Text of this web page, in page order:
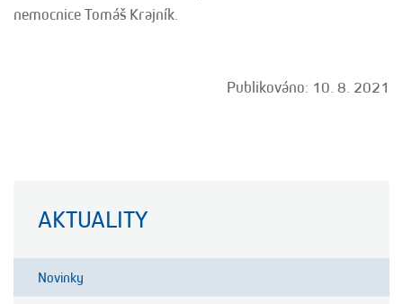
AKTUALITY
Novinky
nemocnice Tomáš Krajník.
Publikováno: 10. 8. 2021